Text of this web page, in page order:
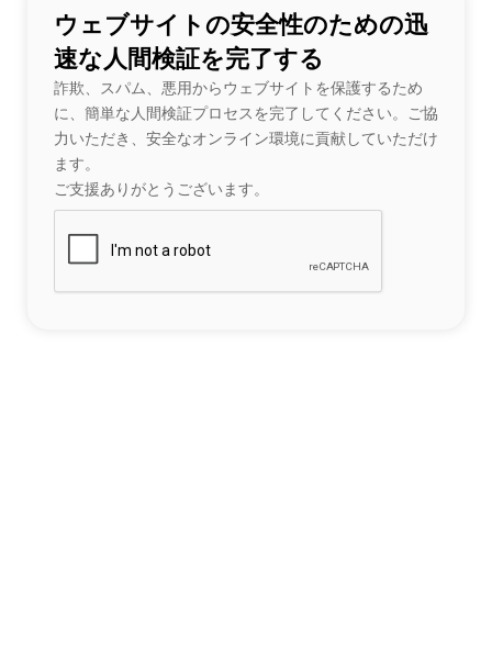
ウェブサイトの安全性のための迅
速な人間検証を完了する
詐欺、スパム、悪用からウェブサイトを保護するため
に、簡単な人間検証プロセスを完了してください。ご協
力いただき、安全なオンライン環境に貢献していただけ
ます。
ご支援ありがとうございます。